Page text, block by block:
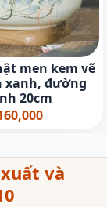
men kem vẽ
xanh, đường
20cm
và